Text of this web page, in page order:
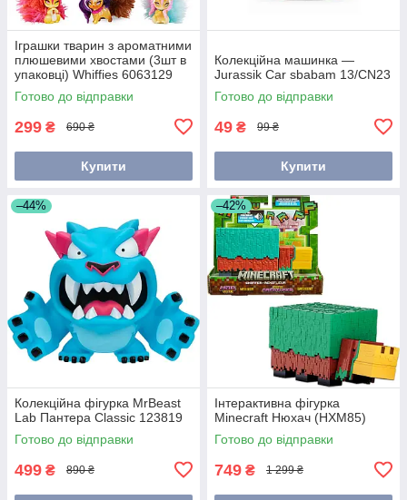
Іграшки тварин з ароматними
плюшевими хвостами (3шт в
упаковці) Whiffies 6063129
Spin Master
Готово до відправки
299 ₴ 690 ₴
Купити
Колекційна машинка —
Jurassik Car sbabam 13/CN23
Готово до відправки
49 ₴ 99 ₴
Купити
–44%
Колекційна фігурка MrBeast
Lab Пантера Classic 123819
Готово до відправки
499 ₴ 890 ₴
–42%
Інтерактивна фігурка
Minecraft Нюхач (HXM85)
Готово до відправки
749 ₴ 1 299 ₴